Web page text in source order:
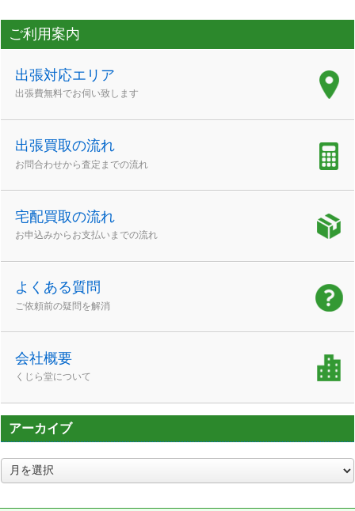
ご利用案内
出張対応エリア
出張費無料でお伺い致します
出張買取の流れ
お問合わせから査定までの流れ
宅配買取の流れ
お申込みからお支払いまでの流れ
よくある質問
ご依頼前の疑問を解消
会社概要
くじら堂について
アーカイブ
ア
ー